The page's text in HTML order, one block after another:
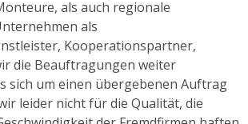
als auch regionale
als
Kooperationspartner,
die Beauftragungen weiter
sich um einen übergebenen Auftrag
leider nicht für die Qualität, die